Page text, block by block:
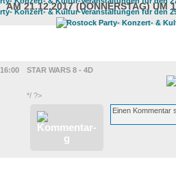
AM 21.12.2017 (DONNERSTAG) UM
16:00
STAR WARS 8 - 4D
*/ ?>